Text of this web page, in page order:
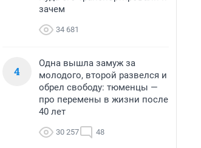
зачем
34 681
4
Одна вышла замуж за
молодого, второй развелся и
обрел свободу: тюменцы —
про перемены в жизни после
40 лет
30 257 48